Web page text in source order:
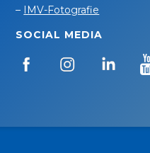
– IMV-Fotografie
SOCIAL MEDIA